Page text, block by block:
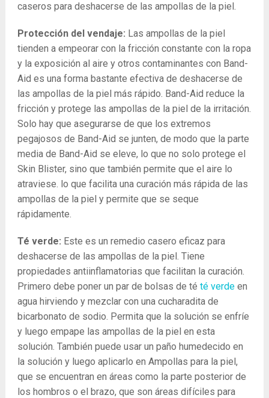
caseros para deshacerse de las ampollas de la piel.
Protección del vendaje: Las ampollas de la piel
tienden a empeorar con la fricción constante con la ropa
y la exposición al aire y otros contaminantes con Band-
Aid es una forma bastante efectiva de deshacerse de
las ampollas de la piel más rápido. Band-Aid reduce la
fricción y protege las ampollas de la piel de la irritación.
Solo hay que asegurarse de que los extremos
pegajosos de Band-Aid se junten, de modo que la parte
media de Band-Aid se eleve, lo que no solo protege el
Skin Blister, sino que también permite que el aire lo
atraviese. lo que facilita una curación más rápida de las
ampollas de la piel y permite que se seque
rápidamente.
Té verde: Este es un remedio casero eficaz para
deshacerse de las ampollas de la piel. Tiene
propiedades antiinflamatorias que facilitan la curación.
Primero debe poner un par de bolsas de té té verde en
agua hirviendo y mezclar con una cucharadita de
bicarbonato de sodio. Permita que la solución se enfríe
y luego empape las ampollas de la piel en esta
solución. También puede usar un paño humedecido en
la solución y luego aplicarlo en Ampollas para la piel,
que se encuentran en áreas como la parte posterior de
los hombros o el brazo, que son áreas difíciles para